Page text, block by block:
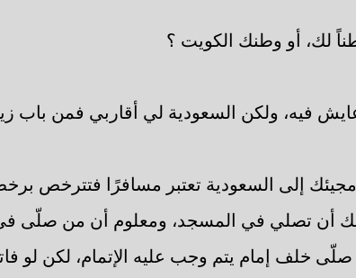
لك، أو وطنك الكويت ؟
فيه، ولكن السعودية لي أقاربي فمن باب
إلى السعودية تعتبر مسافرًا فتترخص
أن تصلي في المسجد، ومعلوم أن من صلّى
صلّى خلف إمام يتم وجب عليه الإتمام، لكن لو